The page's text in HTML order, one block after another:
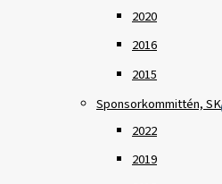
2020
2016
2015
Sponsorkommittén, SK
2022
2019